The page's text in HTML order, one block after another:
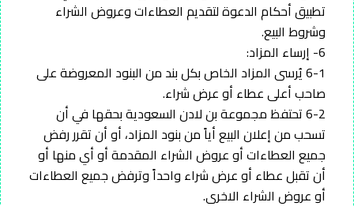
تطبيق أحكام الدعوة لتقديم العطاءات وعروض الشراء
وشروط البيع.
6- إرساء المزاد:
6-1 يُرسى المزاد الخاص بكل بند من البنود المعروضة على
صاحب أعلى عطاء أو عرض شراء.
6-2 تحتفظ مجموعة بن لادن السعودية بحقها في أن
تسحب من إعلان البيع أياً من بنود المزاد، أو أن تقرر رفض
جميع العطاءات أو عروض الشراء المقدمة أو أي منها أو
أن تقبل عطاء أو عرض شراء واحداً وترفض جميع العطاءات
أو عروض الشراء الاخرى.